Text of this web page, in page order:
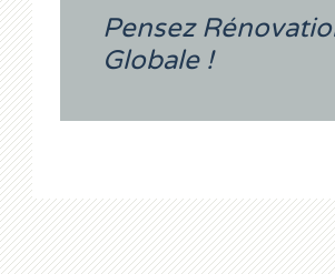
Pensez
Globale !